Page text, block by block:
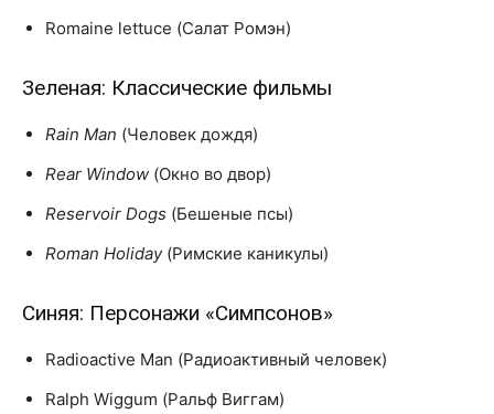
Romaine lettuce (Салат Ромэн)
Зеленая: Классические фильмы
Rain Man (Человек дождя)
Rear Window (Окно во двор)
Reservoir Dogs (Бешеные псы)
Roman Holiday(Римские каникулы)
Синяя: Персонажи «Симпсонов»
Radioactive Man (Радиоактивный человек)
Ralph Wiggum (Ральф Виггам)